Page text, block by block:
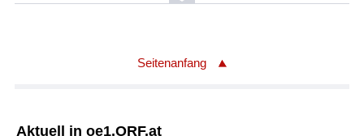
Ausführender/Ausführende: Anthony Pleeth
Symphonie
Seitenanfang
Aktuell in oe1.ORF.at